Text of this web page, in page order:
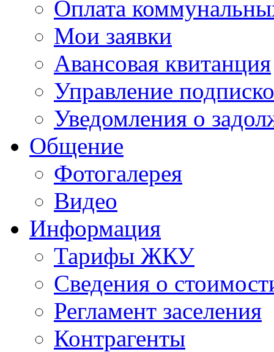
Оплата
Мои заявки
Авансовая квитанция
Управление
Уведомления о
Общение
Фотогалерея
Видео
Информация
Тарифы ЖКУ
Сведения о
Регламент заселения
Контрагенты